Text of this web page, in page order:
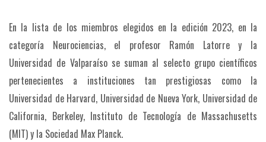
En la lista de los miembros elegidos en la edición 2023, en la
categoría Neurociencias, el profesor Ramón Latorre y la
Universidad de Valparaíso se suman al selecto grupo científicos
pertenecientes a instituciones tan prestigiosas como la
Universidad de Harvard, Universidad de Nueva York, Universidad de
California, Berkeley, Instituto de Tecnología de Massachusetts
(MIT) y la Sociedad Max Planck.